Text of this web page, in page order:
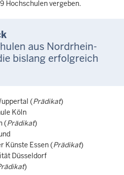
Hochschulen vergeben.
aus Nordrhein-
bislang erfolgreich
(Prädikat)
Köln
(Prädikat)
Künste Essen (Prädikat)
Düsseldorf
)